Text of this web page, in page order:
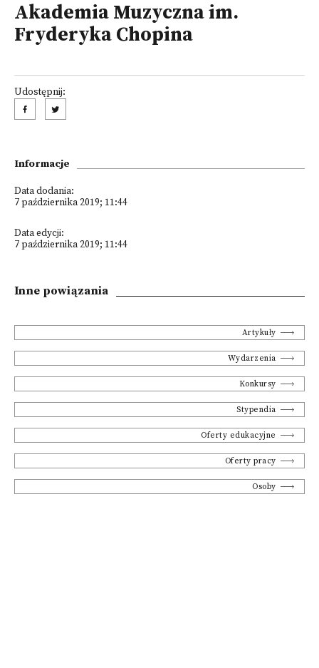
Akademia Muzyczna im.
Fryderyka Chopina
Udostępnij:
Informacje
Data dodania:
7 października 2019; 11:44
Data edycji:
7 października 2019; 11:44
Inne powiązania
Artykuły
Wydarzenia
Konkursy
Stypendia
Oferty edukacyjne
Oferty pracy
Osoby